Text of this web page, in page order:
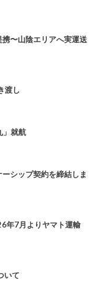
〜山陰エリアへ実運送
渡し
」就航
シップ契約を締結しま
年7月よりヤマト運輸
いて